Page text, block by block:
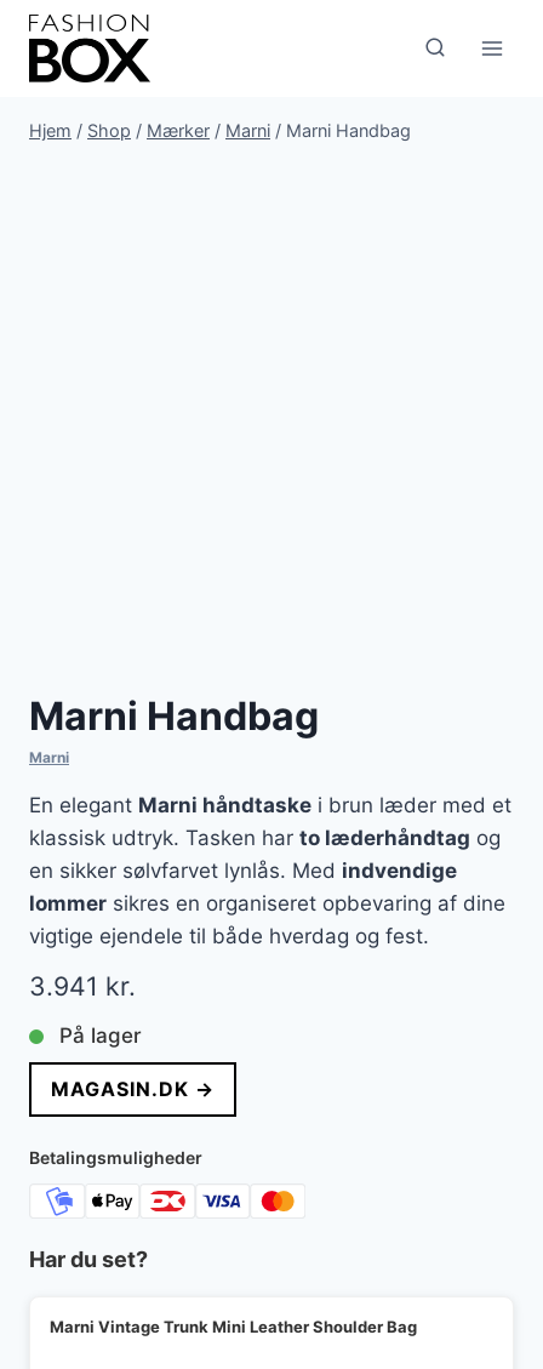
Fortsæt
indhold
Hjem / Shop / Mærker / Marni / Marni Handbag
Marni Handbag
Marni
En elegant Marni håndtaske i brun læder med et
klassisk udtryk. Tasken har to læderhåndtag og
en sikker sølvfarvet lynlås. Med indvendige
lommer sikres en organiseret opbevaring af dine
vigtige ejendele til både hverdag og fest.
3.941 kr.
På lager
MAGASIN.DK →
Betalingsmuligheder
Har du set?
Marni Vintage Trunk Mini Leather Shoulder Bag